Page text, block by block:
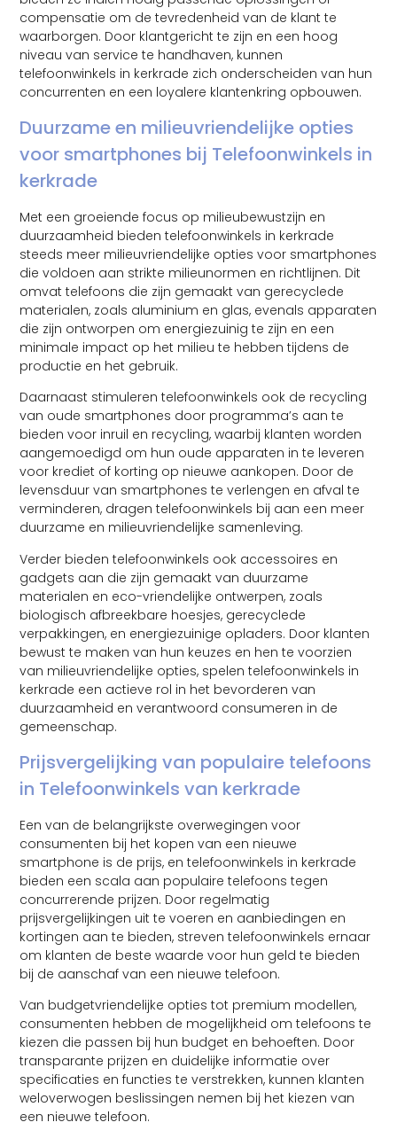
compensatie om de tevredenheid van de klant te
waarborgen. Door klantgericht te zijn en een hoog
niveau van service te handhaven, kunnen
telefoonwinkels in kerkrade zich onderscheiden van hun
concurrenten en een loyalere klantenkring opbouwen.
Duurzame en milieuvriendelijke opties
voor smartphones bij Telefoonwinkels in
kerkrade
Met een groeiende focus op milieubewustzijn en
duurzaamheid bieden telefoonwinkels in kerkrade
steeds meer milieuvriendelijke opties voor smartphones
die voldoen aan strikte milieunormen en richtlijnen. Dit
omvat telefoons die zijn gemaakt van gerecyclede
materialen, zoals aluminium en glas, evenals apparaten
die zijn ontworpen om energiezuinig te zijn en een
minimale impact op het milieu te hebben tijdens de
productie en het gebruik.
Daarnaast stimuleren telefoonwinkels ook de recycling
van oude smartphones door programma’s aan te
bieden voor inruil en recycling, waarbij klanten worden
aangemoedigd om hun oude apparaten in te leveren
voor krediet of korting op nieuwe aankopen. Door de
levensduur van smartphones te verlengen en afval te
verminderen, dragen telefoonwinkels bij aan een meer
duurzame en milieuvriendelijke samenleving.
Verder bieden telefoonwinkels ook accessoires en
gadgets aan die zijn gemaakt van duurzame
materialen en eco-vriendelijke ontwerpen, zoals
biologisch afbreekbare hoesjes, gerecyclede
verpakkingen, en energiezuinige opladers. Door klanten
bewust te maken van hun keuzes en hen te voorzien
van milieuvriendelijke opties, spelen telefoonwinkels in
kerkrade een actieve rol in het bevorderen van
duurzaamheid en verantwoord consumeren in de
gemeenschap.
Prijsvergelijking van populaire telefoons
in Telefoonwinkels van kerkrade
Een van de belangrijkste overwegingen voor
consumenten bij het kopen van een nieuwe
smartphone is de prijs, en telefoonwinkels in kerkrade
bieden een scala aan populaire telefoons tegen
concurrerende prijzen. Door regelmatig
prijsvergelijkingen uit te voeren en aanbiedingen en
kortingen aan te bieden, streven telefoonwinkels ernaar
om klanten de beste waarde voor hun geld te bieden
bij de aanschaf van een nieuwe telefoon.
Van budgetvriendelijke opties tot premium modellen,
consumenten hebben de mogelijkheid om telefoons te
kiezen die passen bij hun budget en behoeften. Door
transparante prijzen en duidelijke informatie over
specificaties en functies te verstrekken, kunnen klanten
weloverwogen beslissingen nemen bij het kiezen van
een nieuwe telefoon.